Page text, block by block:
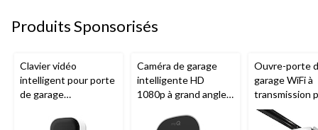
Produits Sponsorisés
Clavier vidéo
intelligent pour porte
de garage
nocturne, résistant
Caméra de garage
intelligente HD
1080p à grand angle
nocturne, résistante
Ouvre-porte
garage WiFi à
transmission
chaîne de 1/2
Chamberlain